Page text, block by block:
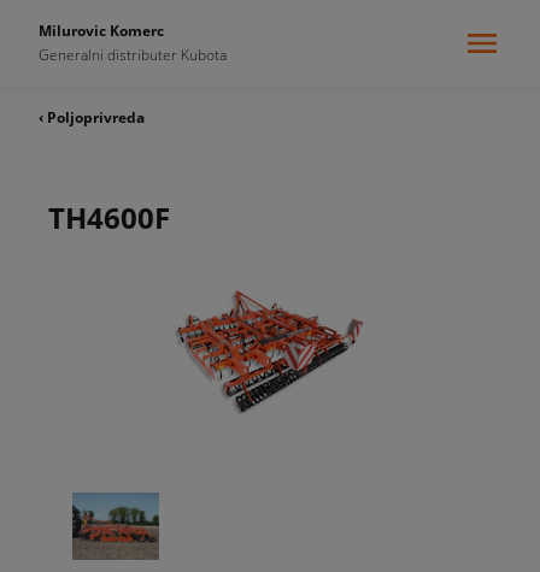
Milurovic Komerc
Generalni distributer Kubota
‹ Poljoprivreda
TH4600F